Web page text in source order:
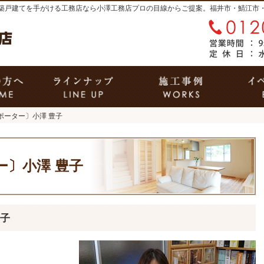
ーター〕小澤 豊子
〕小澤 豊子
戸建てを手がける工務店なら小澤工務店
はじめての方へ 商品ラインナップ 施工